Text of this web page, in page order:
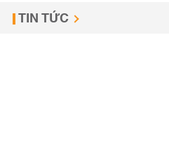
TIN TỨC